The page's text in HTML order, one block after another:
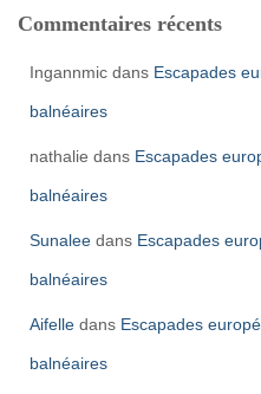
Commentaires récents
Ingannmic dans Escapades
balnéaires
nathalie dans Escapades
balnéaires
Sunalee dans Escapades
balnéaires
Aifelle dans Escapades
balnéaires